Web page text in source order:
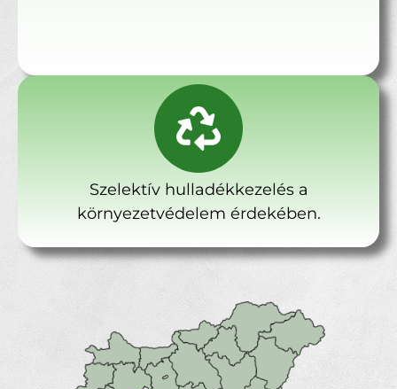
Szelektív hulladékkezelés a
környezetvédelem érdekében.